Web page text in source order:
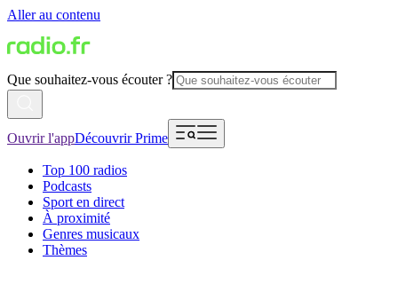
Aller au contenu
Que souhaitez-vous écouter ?
Ouvrir l'appDécouvrir Prime
Top 100 radios
Podcasts
Sport en direct
À proximité
Genres musicaux
Thèmes